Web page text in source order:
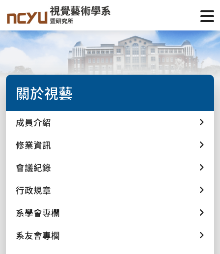
關於視藝
成員介紹
修業資訊
會議紀錄
行政規章
系學會專欄
系友會專欄